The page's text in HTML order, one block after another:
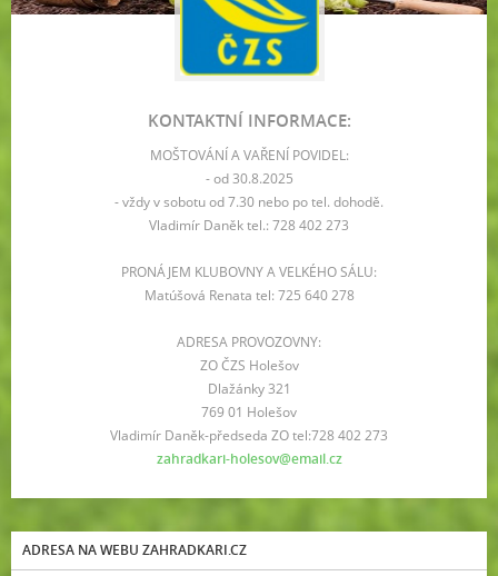
KONTAKTNÍ INFORMACE:
MOŠTOVÁNÍ A VAŘENÍ POVIDEL:
- od 30.8.2025
- vždy v sobotu od 7.30 nebo po tel. dohodě.
Vladimír Daněk tel.: 728 402 273
PRONÁJEM KLUBOVNY A VELKÉHO SÁLU:
Matúšová Renata tel: 725 640 278
ADRESA PROVOZOVNY:
ZO ČZS Holešov
Dlažánky 321
769 01 Holešov
Vladimír Daněk-předseda ZO tel:728 402 273
zahradkari-holesov@email.cz
ADRESA NA WEBU ZAHRADKARI.CZ